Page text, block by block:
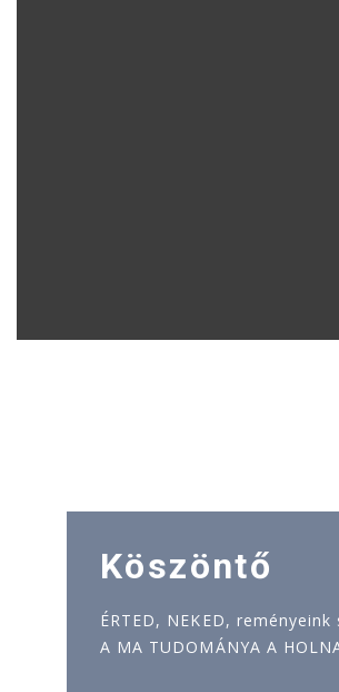
Köszöntő
ÉRTED, NEKED,
A MA TUDOMÁNYA A